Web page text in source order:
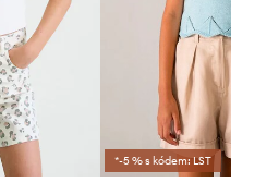
*-5 % s kódem: LST